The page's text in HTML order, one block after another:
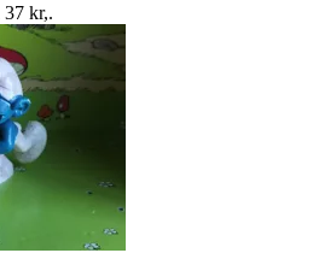
37 kr,.